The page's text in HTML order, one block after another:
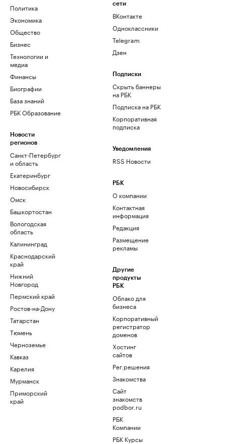
Политика
Экономика
Общество
Бизнес
Технологии и
медиа
Финансы
Биографии
База знаний
РБК Образование
Новости
регионов
Санкт-Петербург
и область
Екатеринбург
Новосибирск
Омск
Башкортостан
Вологодская
область
Калининград
Краснодарский
край
Нижний
Новгород
Пермский край
Ростов-на-Дону
Татарстан
Тюмень
Черноземье
Кавказ
Карелия
Мурманск
Приморский
край
сети
ВКонтакте
Одноклассники
Telegram
Дзен
Подписки
Скрыть баннеры
на РБК
Подписка на РБК
Корпоративная
подписка
Уведомления
RSS Новости
РБК
О компании
Контактная
информация
Редакция
Размещение
рекламы
Другие
продукты
РБК
Облако для
бизнеса
Корпоративный
регистратор
доменов
Хостинг
сайтов
Рег.решения
Знакомства
Сайт
знакомств
podbor.ru
РБК
Компании
РБК Курсы